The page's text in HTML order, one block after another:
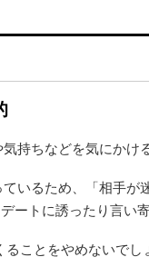
持ちなどを気にかけ
いるため、「相手が
ートに誘ったり言い
ことをやめないでし